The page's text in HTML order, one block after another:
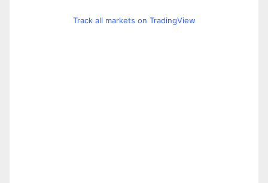
Track all markets on TradingView